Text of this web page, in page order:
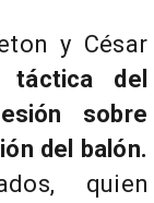
y César
táctica del
sobre
del balón.
quien